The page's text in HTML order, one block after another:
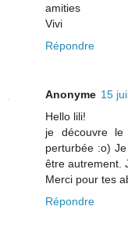
amities
Vivi
Répondre
Anonyme 15
Hello lili!
je découvre
perturbée :o)
être autrement.
Merci pour tes
Répondre